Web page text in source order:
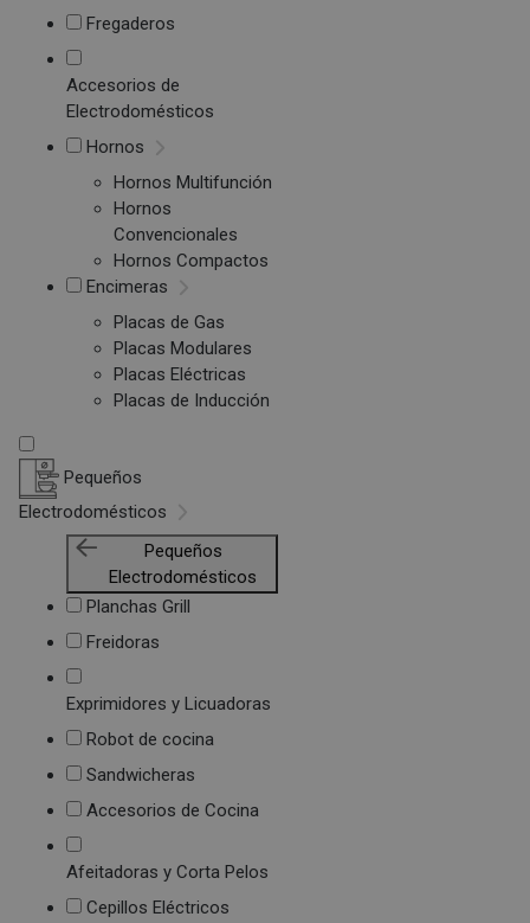
Fregaderos
Accesorios de
Electrodomésticos
Hornos
Hornos Multifunción
Hornos
Convencionales
Hornos Compactos
Encimeras
Placas de Gas
Placas Modulares
Placas Eléctricas
Placas de Inducción
Pequeños
Electrodomésticos
Pequeños
Electrodomésticos
Planchas Grill
Freidoras
Exprimidores y Licuadoras
Robot de cocina
Sandwicheras
Accesorios de Cocina
Afeitadoras y Corta Pelos
Cepillos Eléctricos